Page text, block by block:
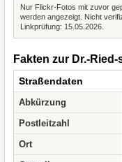
Nur Flickr-Fotos mit zuvor
werden angezeigt. Nicht
Linkprüfung: 15.05.2026.
Fakten zur Dr.-Ried-
Straßendaten
Abkürzung
Postleitzahl
Ort